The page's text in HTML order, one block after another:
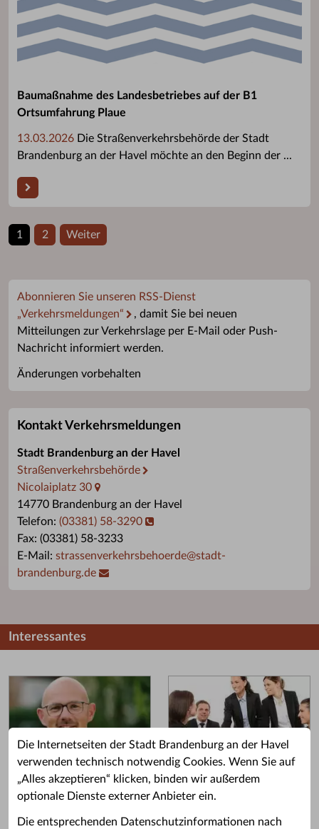
Die Internetseiten der Stadt Brandenburg an der Havel
verwenden technisch notwendig Cookies. Wenn Sie auf
„Alles akzeptieren“ klicken, binden wir außerdem
optionale Dienste externer Anbieter ein.
Die entsprechenden Datenschutzinformationen nach
Baumaßnahme des Landesbetriebes auf der B1
Ortsumfahrung Plaue
13.03.2026 Die Straßenverkehrsbehörde der Stadt
Brandenburg an der Havel möchte an den Beginn der ...
1 2 Weiter
Abonnieren Sie unseren RSS-Dienst
„Verkehrsmeldungen“
, damit Sie bei neuen
Mitteilungen zur Verkehrslage per E-Mail oder Push-
Nachricht informiert werden.
Änderungen vorbehalten
Kontakt Verkehrsmeldungen
Stadt Brandenburg an der Havel
Straßenverkehrsbehörde
Nicolaiplatz 30
14770 Brandenburg an der Havel
Telefon: (03381) 58-3290
Fax: (03381) 58-3233
E-Mail: strassenverkehrsbehoerde@stadt-
brandenburg.de
Interessantes
Grußwort des OB